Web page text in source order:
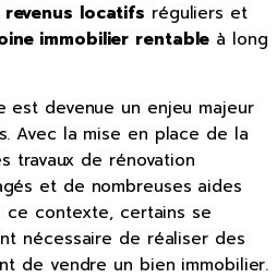
locatifs réguliers et
immobilier rentable à long
est devenue un enjeu majeur
Avec la mise en place de la
travaux de rénovation
et de nombreuses aides
ce contexte, certains se
nécessaire de réaliser des
de vendre un bien immobilier.